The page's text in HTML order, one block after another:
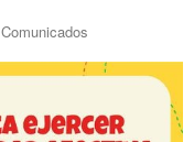
Comunicados